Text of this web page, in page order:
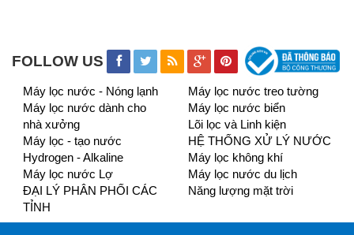
FOLLOW US
Máy lọc nước - Nóng lạnh
Máy lọc nước treo tường
Máy lọc nước dành cho
nhà xưởng
Máy lọc nước biển
Lõi lọc và Linh kiện
Máy lọc - tạo nước
Hydrogen - Alkaline
HỆ THỐNG XỬ LÝ NƯỚC
Máy lọc không khí
Máy lọc nước Lợ
Máy lọc nước du lịch
ĐẠI LÝ PHÂN PHỐI CÁC
TỈNH
Năng lượng mặt trời